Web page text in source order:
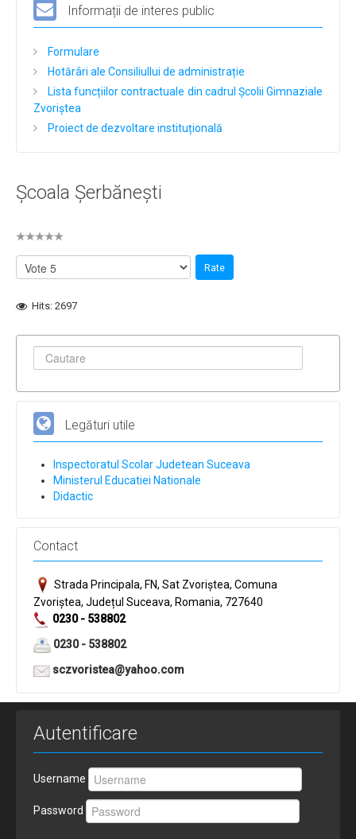
Informații de interes public
Formulare
Hotărâri ale Consiliullui de administrație
Lista funcțiilor contractuale din cadrul Școlii Gimnaziale
Zvoriștea
Proiect de dezvoltare instituțională
Școala Șerbănești
Hits: 2697
Legături utile
Inspectoratul Scolar Judetean Suceava
Ministerul Educatiei Nationale
Didactic
Contact
Strada Principala, FN, Sat Zvoriștea, Comuna
Zvoriștea, Județul Suceava, Romania, 727640
0230 - 538802
0230 - 538802
sczvoristea@yahoo.com
Autentificare
Username
Password